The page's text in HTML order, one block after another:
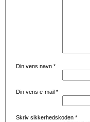
Din vens navn *
Din vens e-mail *
Skriv sikkerhedskoden *